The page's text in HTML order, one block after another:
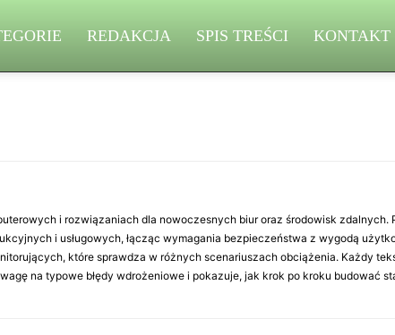
REDAKCJA SPIS TREŚCI KONTAKT
i rozwiązaniach dla nowoczesnych biur oraz środowisk zdalnych.
i usługowych, łącząc wymagania bezpieczeństwa z wygodą
które sprawdza w różnych scenariuszach obciążenia. Każdy
na typowe błędy wdrożeniowe i pokazuje, jak krok po kroku budować